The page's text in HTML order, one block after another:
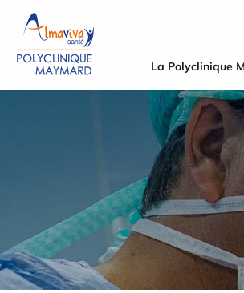
La Polyclinique
Panneau de gestion des cookies